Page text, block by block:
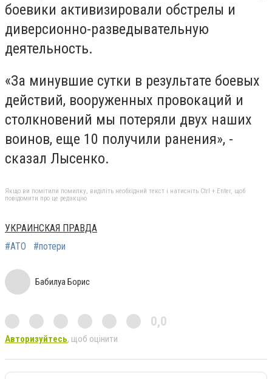
боевики активизировали обстрелы и
диверсионно-разведывательную
деятельность.
«За минувшие сутки в результате боевых
действий, вооруженных провокаций и
столкновений мы потеряли двух наших
воинов, еще 10 получили ранения», -
сказал Лысенко.
Якщо ви помітили помилку, виділіть необхідний текст і натисніть Ctrl + Enter, щоб
повідомити про це редакцію
УКРАИНСКАЯ ПРАВДА
#АТО
#потери
Бабилуа Борис
0,0
Авторизуйтесь, щоб оцінити